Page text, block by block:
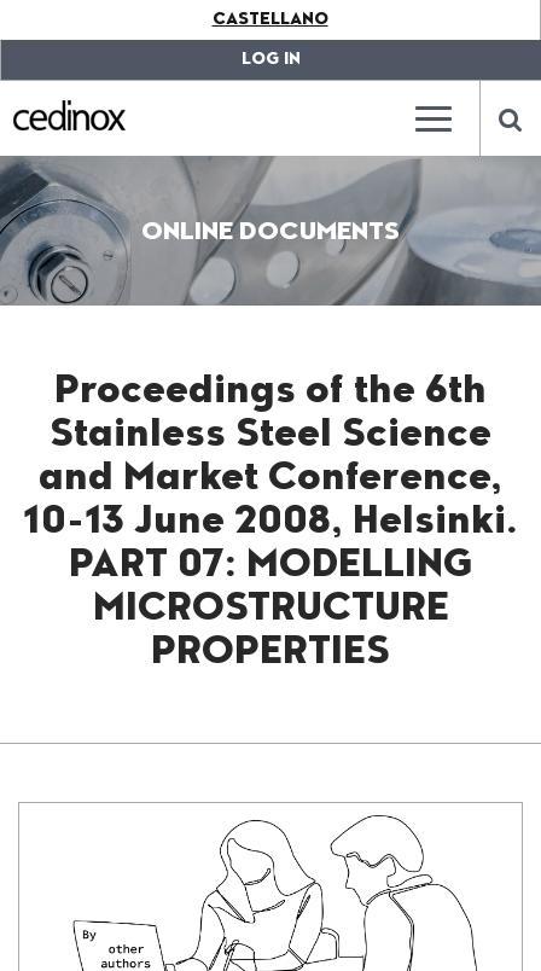
label.access.jump.content???
???
label.access.jump.header???
label.access.jump.footer???
???
label.access.jump.menu???
CASTELLANO
LOG IN
???
???
ONLINE DOCUMENTS
Proceedings of the 6th
Stainless Steel Science
and Market Conference,
10-13 June 2008, Helsinki.
PART 07: MODELLING
MICROSTRUCTURE
PROPERTIES